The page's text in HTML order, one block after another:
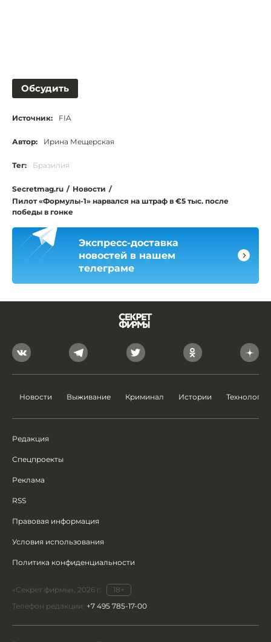
Обсудить
Источник: FIA
Автор: Ирина Мещерская
Тег: Бразилия
Secretmag.ru / Новости /
Пилот «Формулы-1» нарвался на штраф в €5 тыс. после
победы в гонке
Экспресс-доставка
новостей в нашем
телеграме
Новости Выживание Криминал Истории Технологии
Редакция
Спецпроекты
Реклама
RSS
Правовая информация
Условия использования
Политика конфиденциальности
«Секрет фирмы», 2026 г.
18+
Телефон редакции: +7 495 785-17-00